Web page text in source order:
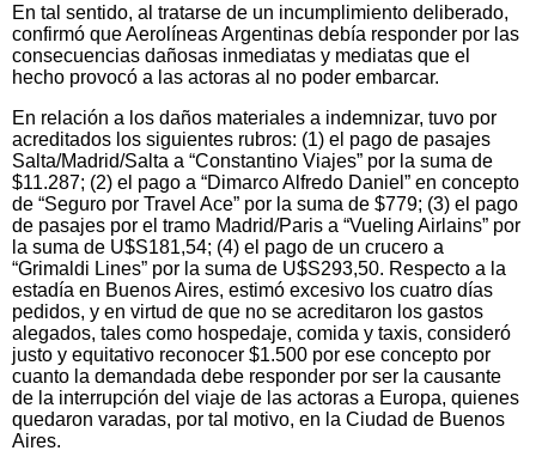
En tal sentido, al tratarse de un incumplimiento deliberado,
confirmó que Aerolíneas Argentinas debía responder por las
consecuencias dañosas inmediatas y mediatas que el
hecho provocó a las actoras al no poder embarcar.
En relación a los daños materiales a indemnizar, tuvo por
acreditados los siguientes rubros: (1) el pago de pasajes
Salta/Madrid/Salta a “Constantino Viajes” por la suma de
$11.287; (2) el pago a “Dimarco Alfredo Daniel” en concepto
de “Seguro por Travel Ace” por la suma de $779; (3) el pago
de pasajes por el tramo Madrid/Paris a “Vueling Airlains” por
la suma de U$S181,54; (4) el pago de un crucero a
“Grimaldi Lines” por la suma de U$S293,50. Respecto a la
estadía en Buenos Aires, estimó excesivo los cuatro días
pedidos, y en virtud de que no se acreditaron los gastos
alegados, tales como hospedaje, comida y taxis, consideró
justo y equitativo reconocer $1.500 por ese concepto por
cuanto la demandada debe responder por ser la causante
de la interrupción del viaje de las actoras a Europa, quienes
quedaron varadas, por tal motivo, en la Ciudad de Buenos
Aires.